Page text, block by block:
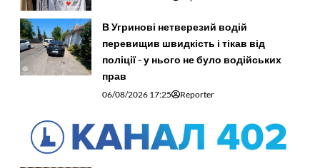
В Угринові нетверезий водій
перевищив швидкість і тікав від
поліції - у нього не було водійських
прав
06/08/2026 17:25 Reporter